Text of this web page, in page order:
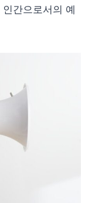
간으로서의 예